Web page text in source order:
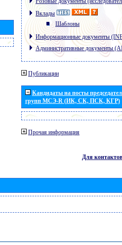
Вклады
Шаблоны
Информационные документы
Административные документы
Публикации
Кандидаты на посты
групп МСЭ-R (ИК, СК, ПСК, КГР)
Прочая информация
Для контактов